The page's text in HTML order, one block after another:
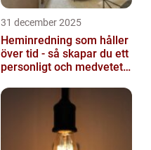
31 december 2025
Heminredning som håller
över tid - så skapar du ett
personligt och medvetet